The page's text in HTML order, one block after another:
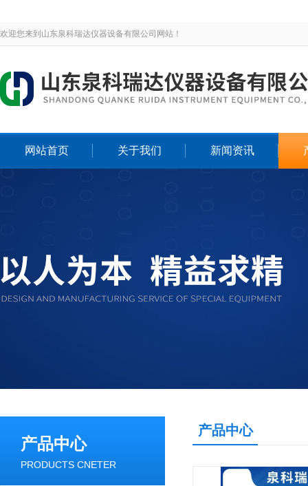
欢迎您来到山东泉科瑞达仪器设备有限公司网站！
网站首页 关于我们 新闻资讯
产品中心
PRODUCTS CNETER
产品中心